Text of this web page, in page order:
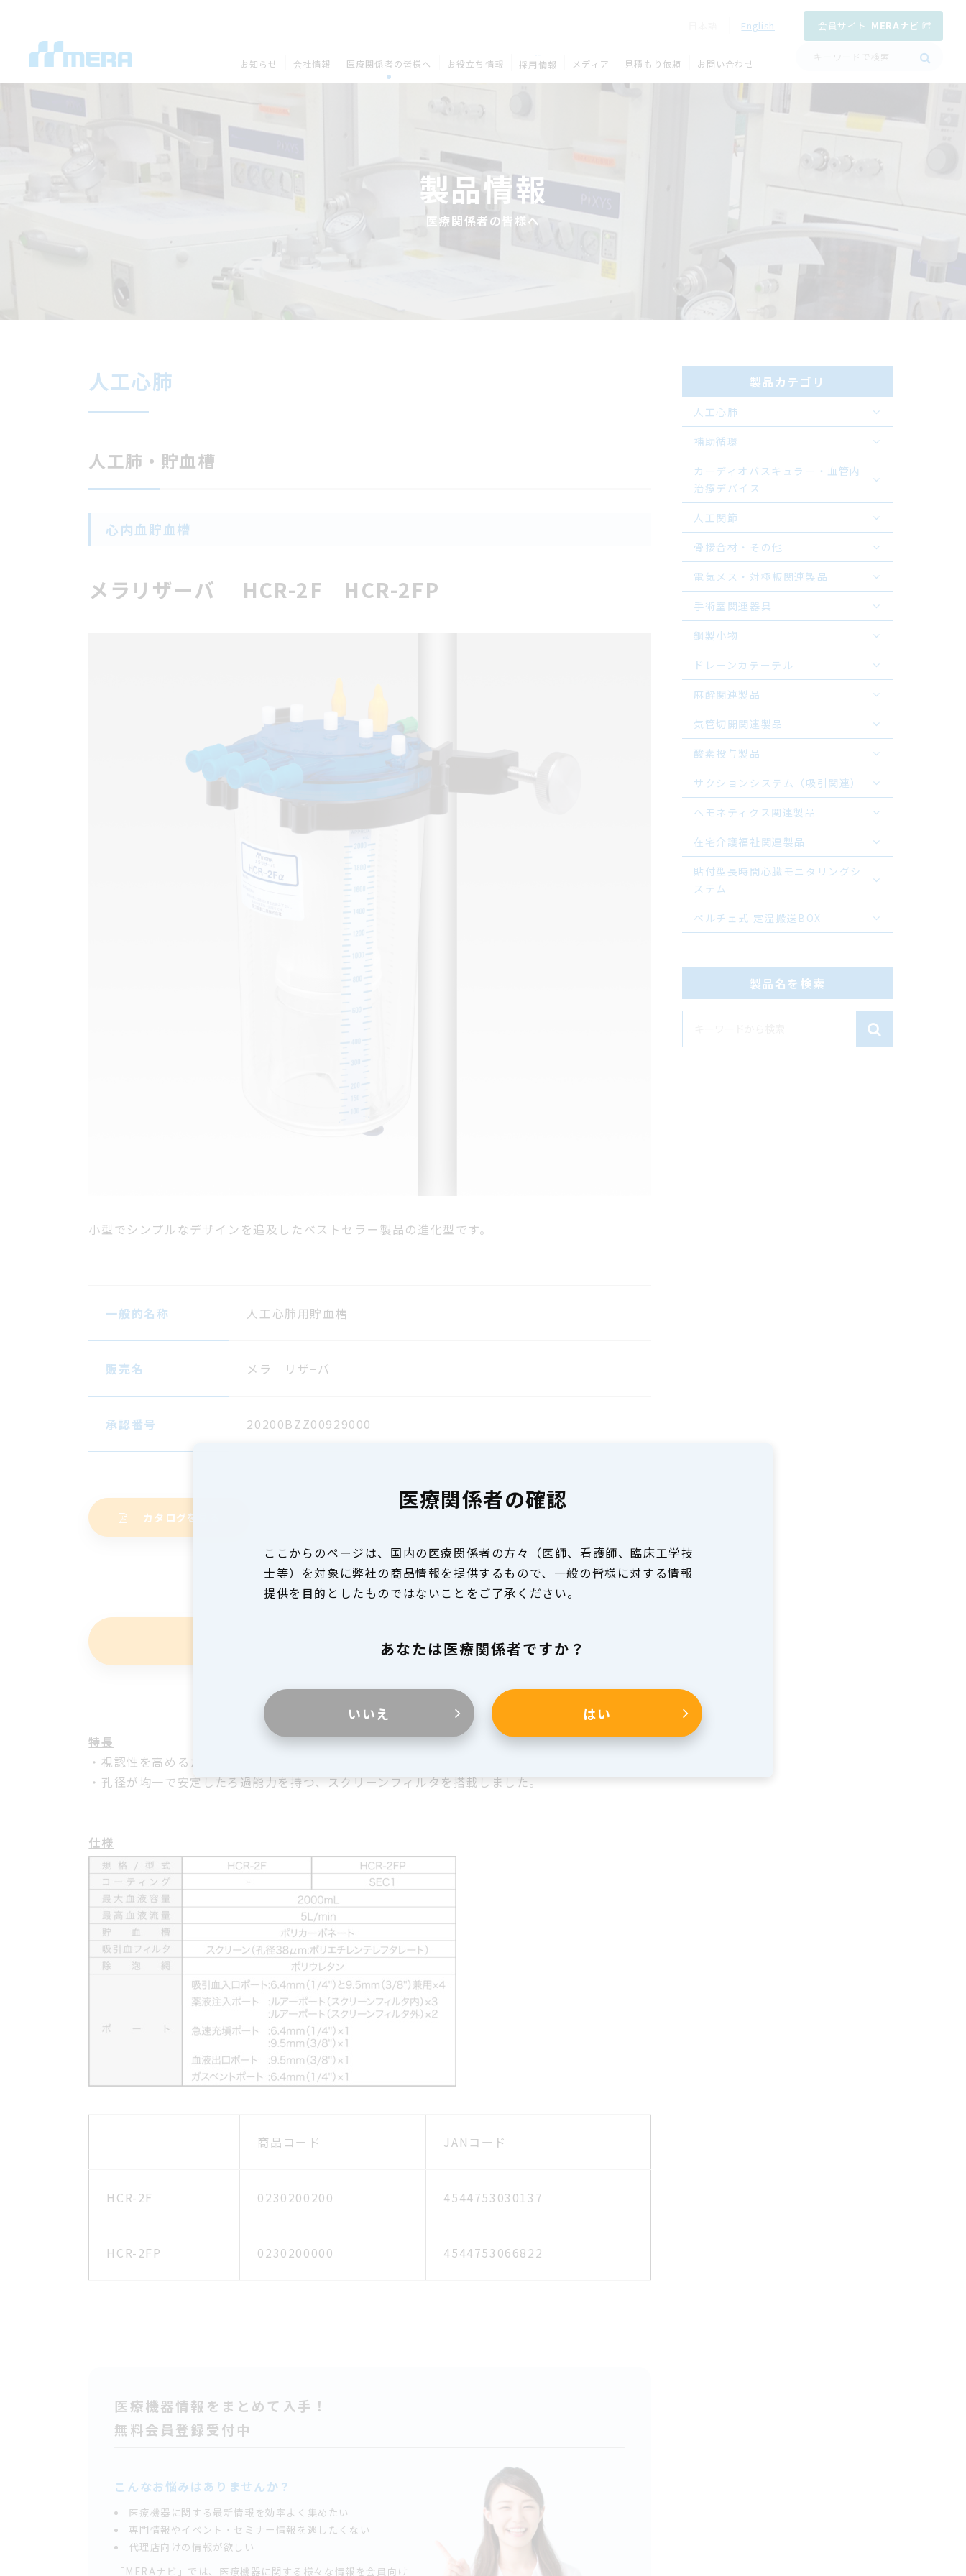
English 会員サイト MERAナビ
お知らせ 会社情報 医療関係者の皆様へ お役立ち情報 採用情報 メディア 見積もり依頼 お問い合わせ
製品情報
医療関係者の皆様へ
人工心肺
人工肺・貯血槽
心内血貯血槽
メラリザーバ HCR-2F HCR-2FP
小型でシンプルなデザインを追及したベストセラー製品の進化型です。
一般的名称 人工心肺用貯血槽
販売名 メラ リザ−バ
承認番号 20200BZZ00929000
カタログを見る
この製品について問い合わせる
特長
・視認性を高めるため、リザーバ側面の3ヶ所にメモリラベルを貼付しました。
・孔径が均一で安定したろ過能力を持つ、スクリーンフィルタを搭載しました。
仕様
商品コード JANコード
HCR-2F 0230200200 4544753030137
HCR-2FP 0230200000 4544753066822
医療機器情報をまとめて入手！
無料会員登録受付中
こんなお悩みはありませんか？
医療機器に関する最新情報を効率よく集めたい
専門情報やイベント・セミナー情報を逃したくない
代理店向けの情報が欲しい
「MERAナビ」では、医療機器に関する様々な情報を会員向け
製品カテゴリ
人工心肺
補助循環
カーディオバスキュラー・血管内
治療デバイス
人工関節
骨接合材・その他
電気メス・対極板関連製品
手術室関連器具
鋼製小物
ドレーンカテーテル
麻酔関連製品
気管切開関連製品
酸素投与製品
サクションシステム（吸引関連）
ヘモネティクス関連製品
在宅介護福祉関連製品
貼付型長時間心臓モニタリングシ
ステム
ペルチェ式 定温搬送BOX
製品名を検索
医療関係者の確認
ここからのページは、国内の医療関係者の方々（医師、看護師、臨床工学技
士等）を対象に弊社の商品情報を提供するもので、一般の皆様に対する情報
提供を目的としたものではないことをご了承ください。
あなたは医療関係者ですか？
いいえ はい